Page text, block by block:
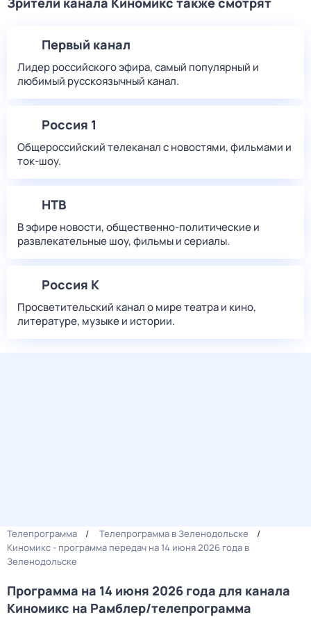
Первый канал
Лидер российского эфира, самый популярный и
любимый русскоязычный канал.
Россия 1
Общероссийский телеканал с новостями, фильмами и
ток-шоу.
НТВ
В эфире новости, общественно-политические и
развлекательные шоу, фильмы и сериалы.
Россия К
Просветительский канал о мире театра и кино,
литературе, музыке и истории.
Телепрограмма
Телепрограмма в Зеленодольске
Киномикс - программа передач на 14 июня 2026 года в
Зеленодольске
Программа на 14 июня 2026 года для канала
Киномикс на Рамблер/телепрограмма